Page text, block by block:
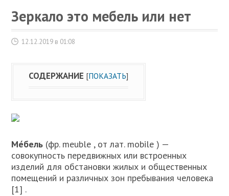
Зеркало это мебель или нет
12.12.2019 в 01:08
СОДЕРЖАНИЕ [ПОКАЗАТЬ]
Ме́бель (фр. meuble , от лат. mobile ) —
совокупность передвижных или встроенных
изделий для обстановки жилых и общественных
помещений и различных зон пребывания человека
[1] .